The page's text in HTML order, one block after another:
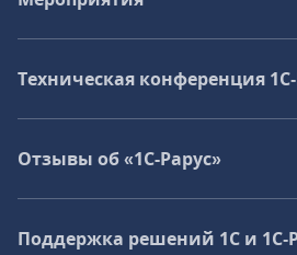
Техническая конференция
Отзывы об «1С-Рарус»
Поддержка решений 1С и